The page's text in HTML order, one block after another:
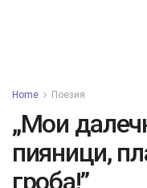
Home Поезия
„Мои
пияници,
гроба!”